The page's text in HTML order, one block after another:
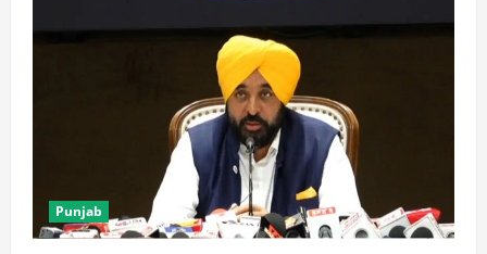
Punjab